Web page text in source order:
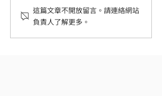
2026 Pre-wedding 價錢全
攻略｜婚展套餐 vs 認證攝
影師平台哪個更優惠？
這篇文章不開放留言。請連絡網站
負責人了解更多。